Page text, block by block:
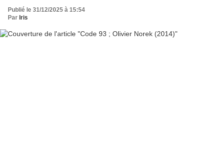
Publié le 31/12/2025 à 15:54
Par Iris